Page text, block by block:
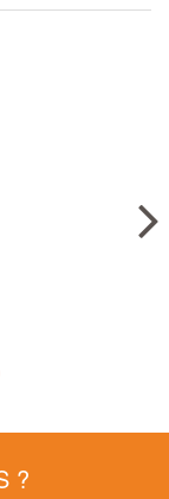
?